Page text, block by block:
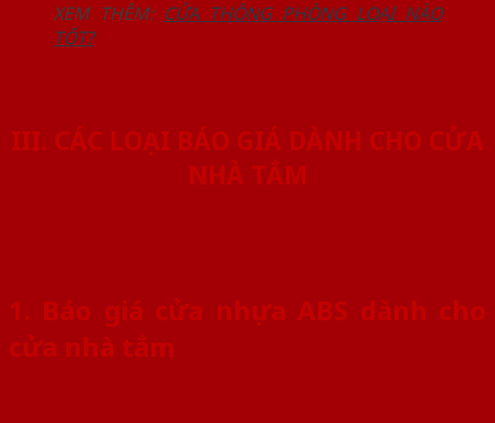
XEM THÊM: CỬA THÔNG PHÒNG LOẠI NÀO
TỐT?
III. CÁC LOẠI BÁO GIÁ DÀNH CHO CỬA
NHÀ TẮM
1. Báo giá cửa nhựa ABS dành cho
cửa nhà tắm